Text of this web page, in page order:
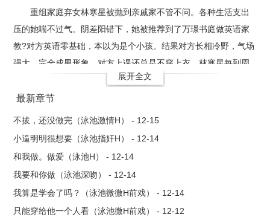
重组家庭弃女林寒星被抛到亲戚家不管不问。各种生活支出
压的她喘不过气。阴差阳错下，她被推荐到了万璟书庭做英语家
教?对方英语零基础，本以为是个小孩。结果对方长相冷野，气场
强大，完全成男形象。对方上课还总是不穿上衣。林寒星每到周
末害怕胆怯甚至还会很……羞耻。对方总索要一些莫名的奖励。
我要摸你。我要亲你。我要和你做。直到俩人关系越来越奇
展开全文
最新章节
不拔，还没做完（泳池激情H） - 12-15
小逼明明很想要（泳池指奸H） - 12-14
和我做。做爱（泳池H） - 12-14
我要和你做（泳池深吻） - 12-14
我算是学会了吗？（泳池微微H前戏） - 12-14
只能穿给他一个人看（泳池微H前戏） - 12-12